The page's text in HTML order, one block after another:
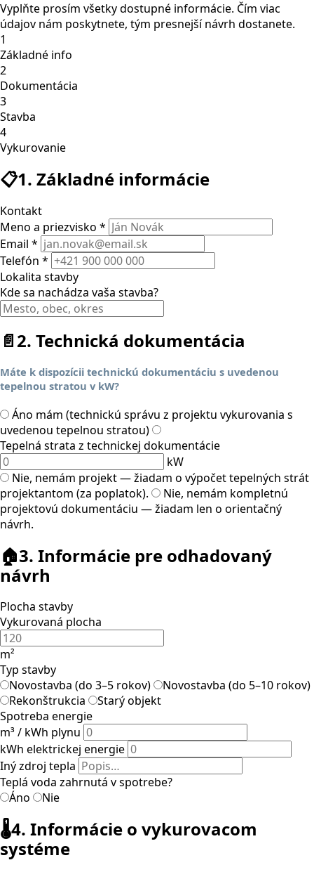
Vyplňte prosím všetky dostupné informácie. Čím viac
údajov nám poskytnete, tým presnejší návrh dostanete.
1
Základné info
2
Dokumentácia
3
Stavba
4
Vykurovanie
📋1. Základné informácie
Kontakt
Meno a priezvisko *
Email *
Telefón *
Lokalita stavby
Kde sa nachádza vaša stavba?
📄2. Technická dokumentácia
Máte k dispozícii technickú dokumentáciu s uvedenou
tepelnou stratou v kW?
Áno mám (technickú správu z projektu vykurovania s
uvedenou tepelnou stratou)
Tepelná strata z technickej dokumentácie
kW
Nie, nemám projekt — žiadam o výpočet tepelných strát
projektantom (za poplatok).
Nie, nemám kompletnú
projektovú dokumentáciu — žiadam len o orientačný
návrh.
🏠3. Informácie pre odhadovaný
návrh
Plocha stavby
Vykurovaná plocha
m²
Typ stavby
Novostavba (do 3–5 rokov)
Novostavba (do 5–10 rokov)
Rekonštrukcia
Starý objekt
Spotreba energie
m³ / kWh plynu
kWh elektrickej energie
Iný zdroj tepla
Teplá voda zahrnutá v spotrebe?
Áno
Nie
🌡️4. Informácie o vykurovacom
systéme